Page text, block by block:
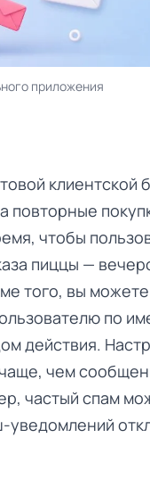
приложения
клиентской
повторные
чтобы
пиццы —
того, вы
по
действия.
чем
частый спам
уведомлений